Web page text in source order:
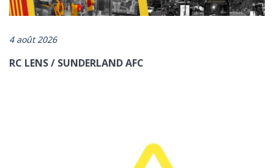
vue/
4 août 2026
RC LENS / SUNDERLAND AFC